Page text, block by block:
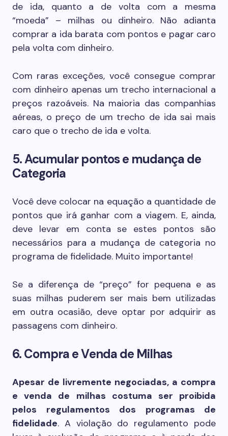
de ida, quanto a de volta com a mesma
“moeda” – milhas ou dinheiro. Não adianta
comprar a ida barata com pontos e pagar caro
pela volta com dinheiro.
Com raras exceções, você consegue comprar
com dinheiro apenas um trecho internacional a
preços razoáveis. Na maioria das companhias
aéreas, o preço de um trecho de ida sai mais
caro que o trecho de ida e volta.
5. Acumular pontos e mudança de
Categoria
Você deve colocar na equação a quantidade de
pontos que irá ganhar com a viagem. E, ainda,
deve levar em conta se estes pontos são
necessários para a mudança de categoria no
programa de fidelidade. Muito importante!
Se a diferença de “preço” for pequena e as
suas milhas puderem ser mais bem utilizadas
em outra ocasião, deve optar por adquirir as
passagens com dinheiro.
6. Compra e Venda de Milhas
Apesar de livremente negociadas, a compra
e venda de milhas costuma ser proibida
pelos regulamentos dos programas de
fidelidade. A violação do regulamento pode